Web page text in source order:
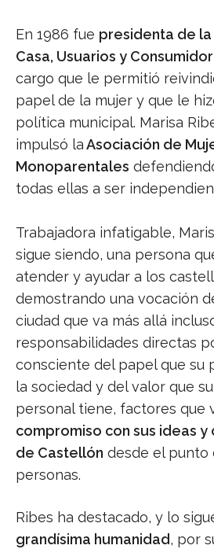
En 1986 fue presidenta de la
Casa, Usuarios y
cargo que le permitió
papel de la mujer y que le
política municipal. Marisa
impulsó laAsociación de
Monoparentales
todas ellas a ser
Trabajadora infatigable,
sigue siendo, una persona
atender y ayudar a los
demostrando una vocación
ciudad que va más allá
responsabilidades directas
consciente del papel que su
la sociedad y del valor que
personal tiene, factores que
compromiso con sus ideas
de Castellón desde el punto
personas.
Ribes ha destacado, y lo
grandísima humanidad, por